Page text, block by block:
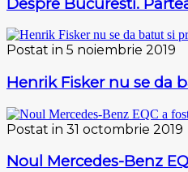
Postat in 5 noiembrie 2019
Henrik Fisker nu se da
Postat in 31 octombrie 2019
Noul Mercedes-Benz